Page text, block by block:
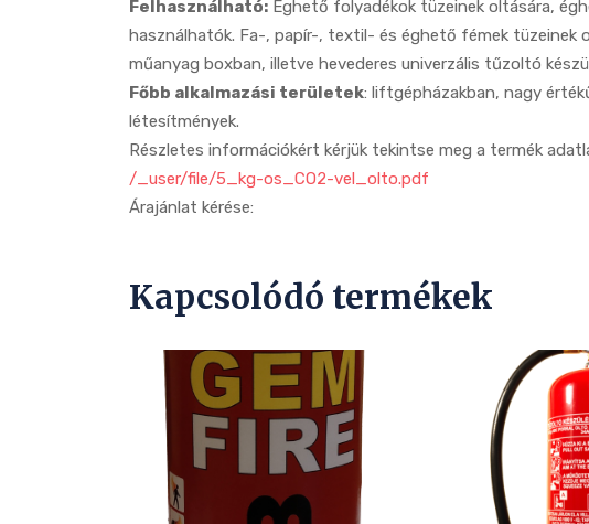
Felhasználható: Éghető folyadékok tüzeinek oltására,
használhatók. Fa-, papír-, textil- és éghető fémek tüzeinek
műanyag boxban, illetve hevederes univerzális tűzoltó
Főbb alkalmazási területek: liftgépházakban, nagy
létesítmények.
Részletes információkért kérjük tekintse meg a termék
/_user/file/5_kg-os_CO2-vel_olto.pdf
Árajánlat kérése:
Kapcsolódó termékek